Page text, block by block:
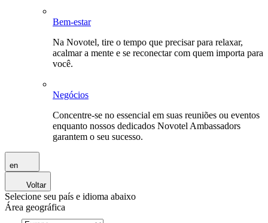
Bem-estar
Na Novotel, tire o tempo que precisar para relaxar,
acalmar a mente e se reconectar com quem importa para
você.
Negócios
Concentre-se no essencial em suas reuniões ou eventos
enquanto nossos dedicados Novotel Ambassadors
garantem o seu sucesso.
en
Voltar
Selecione seu país e idioma abaixo
Área geográfica